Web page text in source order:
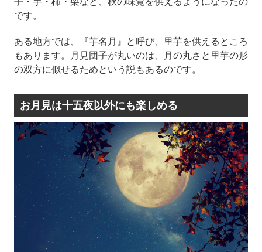
です。
ある地方では、『芋名月』と呼び、里芋を供えるところ
もあります。月見団子が丸いのは、月の丸さと里芋の形
の双方に似せるためという説もあるのです。
お月見は十五夜以外にも楽しめる